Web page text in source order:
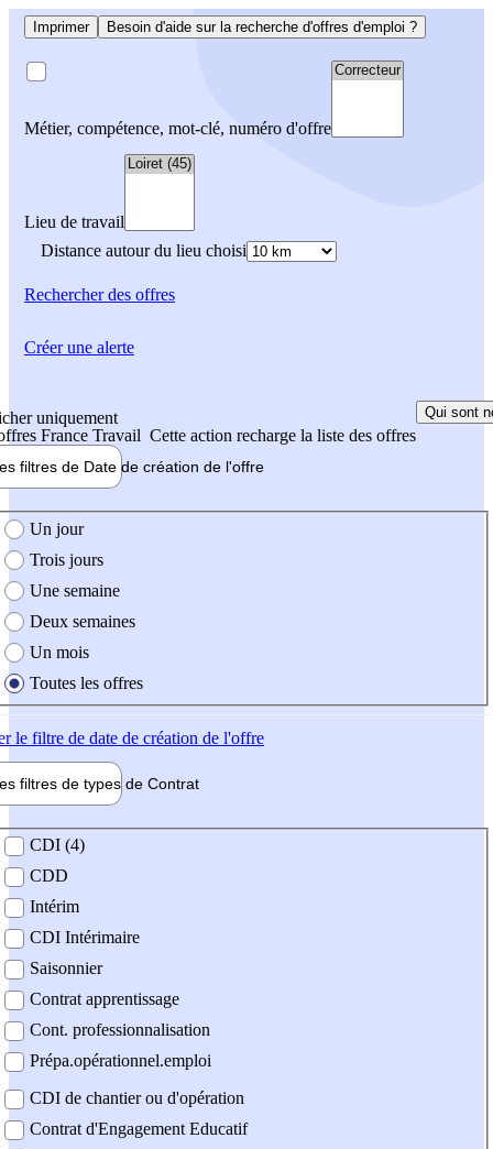
Imprimer Besoin d'aide sur la recherche d'offres d'emploi ?
Métier, compétence, mot-clé, numéro d'offre
Lieu de travail
Distance autour du lieu choisi
Rechercherdes offres
uniquement
France Travail Cette action recharge la liste des offres
Qui sont
filtres de Date de création de l'offre
création de l'offre
Un jour
Trois jours
Une semaine
Deux semaines
Un mois
Toutes les offres
le filtre de date de création de l'offre
filtres de types de Contrat
contrat
CDI (4)
CDD
Intérim
CDI Intérimaire
Saisonnier
Contrat apprentissage
Cont. professionnalisation
Prépa.opérationnel.emploi
CDI de chantier ou d'opération
Contrat d'Engagement Educatif
Créer une alerte